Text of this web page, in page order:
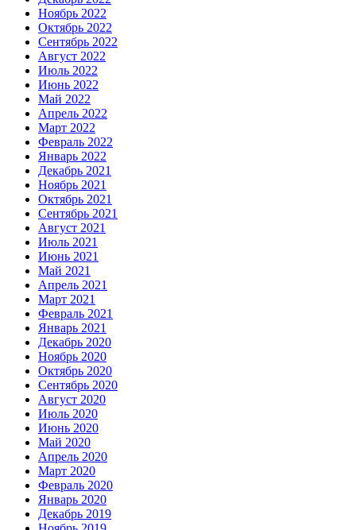
Ноябрь 2022
Октябрь 2022
Сентябрь 2022
Август 2022
Июль 2022
Июнь 2022
Май 2022
Апрель 2022
Март 2022
Февраль 2022
Январь 2022
Декабрь 2021
Ноябрь 2021
Октябрь 2021
Сентябрь 2021
Август 2021
Июль 2021
Июнь 2021
Май 2021
Апрель 2021
Март 2021
Февраль 2021
Январь 2021
Декабрь 2020
Ноябрь 2020
Октябрь 2020
Сентябрь 2020
Август 2020
Июль 2020
Июнь 2020
Май 2020
Апрель 2020
Март 2020
Февраль 2020
Январь 2020
Декабрь 2019